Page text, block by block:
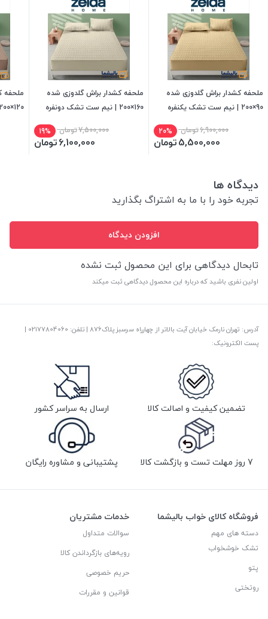
ملحفه کشدار براش گلدوزی شده
90×200 | نیم ست تشک یکنفره
6,900,000تومان 20%
5,500,000تومان
ملحفه کشدار براش گلدوزی شده
160×200 | نیم ست تشک دونفره
7,500,000تومان 19%
6,100,000تومان
ملحفه
120×200 | نیم ست تشک یکنفره
دیدگاه ها
تجربه خود را با ما به اشتراگ بگذارید
افزودن دیدگاه
تابحال دیدگاهی برای این محصول ثبت نشده
اولین نفری باشید که درباره این محصول دیدگاهی ثبت میکند
آدرس: تهران نارمک خیابان آیت بالاتر از چهارراه سرسبز پلاک876 | تلفن: ‎02177804060 |
پست الکترونیک:
تضمین کیفیت و اصالت کالا ارسال به سراسر کشور
7 روز مهلت تست و بازگشت کالا پشتیبانی و مشاوره رایگان
فروشگاه کالای خواب بالیشما
دسته های مهم
تشک خوشخواب
پتو
روتختی
خدمات مشتریان
سوالات متداول
رویه‌های بازگرداندن کالا
حریم خصوصی
قوانین و مقررات